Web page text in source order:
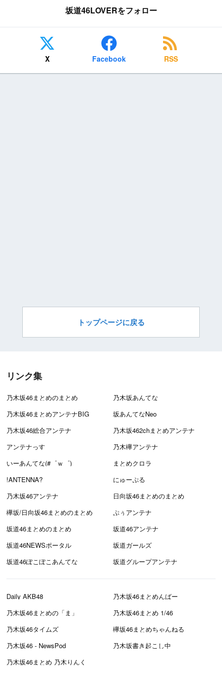
坂道46LOVERをフォロー
X Facebook RSS
トップページに戻る
リンク集
乃木坂46まとめのまとめ
乃木坂あんてな
乃木坂46まとめアンテナBIG
坂あんてなNeo
乃木坂46総合アンテナ
乃木坂462chまとめアンテナ
アンテナっす
乃木欅アンテナ
いーあんてな(#゜ｗ゜)
まとめクロラ
!ANTENNA?
にゅーぷる
乃木坂46アンテナ
日向坂46まとめのまとめ
欅坂/日向坂46まとめのまとめ
ぷぅアンテナ
坂道46まとめのまとめ
坂道46アンテナ
坂道46NEWSポータル
坂道ガールズ
坂道46ぽこぽこあんてな
坂道グループアンテナ
Daily AKB48
乃木坂46まとめんばー
乃木坂46まとめの「ま」
乃木坂46まとめ 1/46
乃木坂46タイムズ
欅坂46まとめちゃんねる
乃木坂46 - NewsPod
乃木坂書き起こし中
乃木坂46まとめ 乃木りんく